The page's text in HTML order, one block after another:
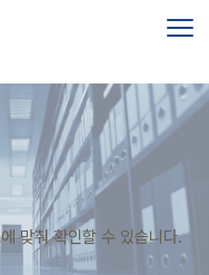
맞춰 확인할 수 있습니다.